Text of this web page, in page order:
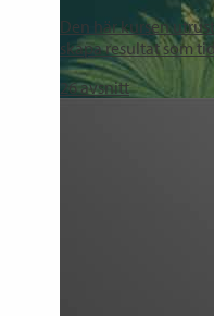
Den här kursen
skapa resultat som
26avsnitt